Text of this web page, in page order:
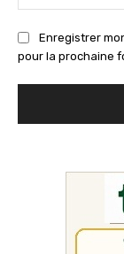
Enregistrer
pour la prochaine